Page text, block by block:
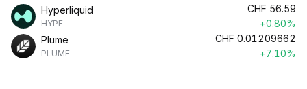
Hyperliquid
HYPE
CHF 56.59
+0.80%
Plume
PLUME
CHF 0.01209662
+7.10%